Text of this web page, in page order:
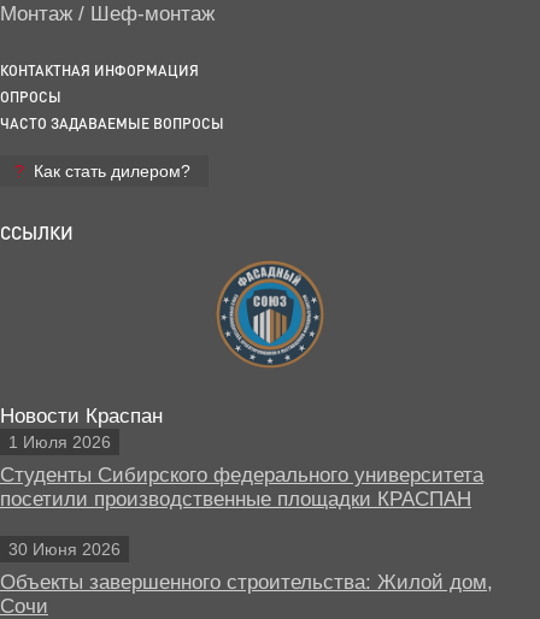
Монтаж / Шеф-монтаж
КОНТАКТНАЯ ИНФОРМАЦИЯ
ОПРОСЫ
ЧАСТО ЗАДАВАЕМЫЕ ВОПРОСЫ
Как стать дилером?
ССЫЛКИ
Новости Краспан
1 Июля 2026
Студенты Сибирского федерального университета
посетили производственные площадки КРАСПАН
30 Июня 2026
Объекты завершенного строительства: Жилой дом,
Сочи